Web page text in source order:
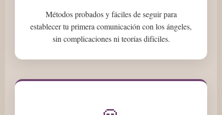
Métodos probados y fáciles de seguir para
establecer tu primera comunicación con los ángeles,
sin complicaciones ni teorías difíciles.